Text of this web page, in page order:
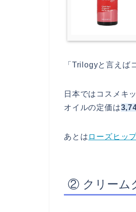
「Trilogyと言えば
日本ではコスメキ
オイルの定価は
あとは ローズヒッ
② クリーム